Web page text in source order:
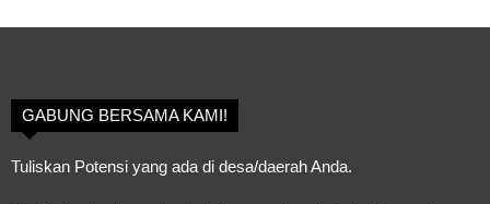
GABUNG BERSAMA KAMI!
Tuliskan Potensi yang ada di desa/daerah Anda.